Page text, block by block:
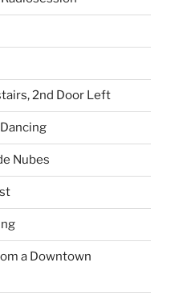
2nd Door Left
Nubes
a Downtown